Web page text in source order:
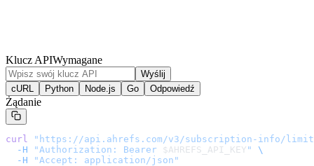
Klucz APIWymagane
Wyślij
cURL
Python Node.js Go Odpowiedź
Żądanie
curl " https://api.ahrefs.com/v3/subscription-info/
  -H
"Authorization: Bearer $AHREFS_API_KEY "
\
  -H
"Accept: application/json"